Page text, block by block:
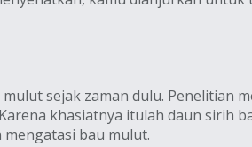
sejak zaman dulu. Penelitian
khasiatnya itulah daun sirih
bau mulut.